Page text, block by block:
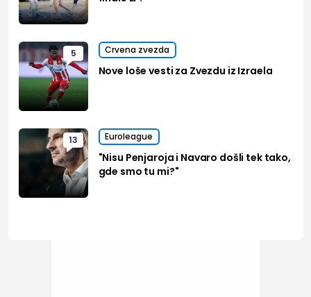
5 Crvena zvezda
Nove loše vesti za Zvezdu iz Izraela
13 Euroleague
"Nisu Penjaroja i Navaro došli tek tako,
gde smo tu mi?"